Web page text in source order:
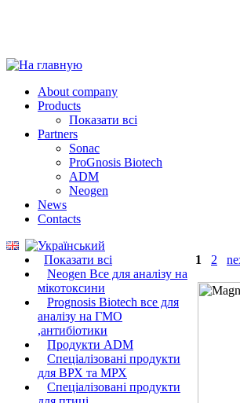
About company
Products
Показати всі
Partners
Sonac
ProGnosis Biotech
ADM
Neogen
News
Contacts
Показати всі
Neogen Все для аналізу на
мікотоксини
Prognosis Biotech все для
аналізу на ГМО
,антибіотики
Продукти ADM
Спеціалізовані продукти
для ВРХ та МРХ
Спеціалізовані продукти
1 2